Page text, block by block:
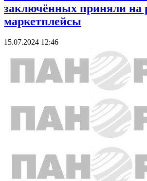
заключённых приняли на
маркетплейсы
15.07.2024 12:46